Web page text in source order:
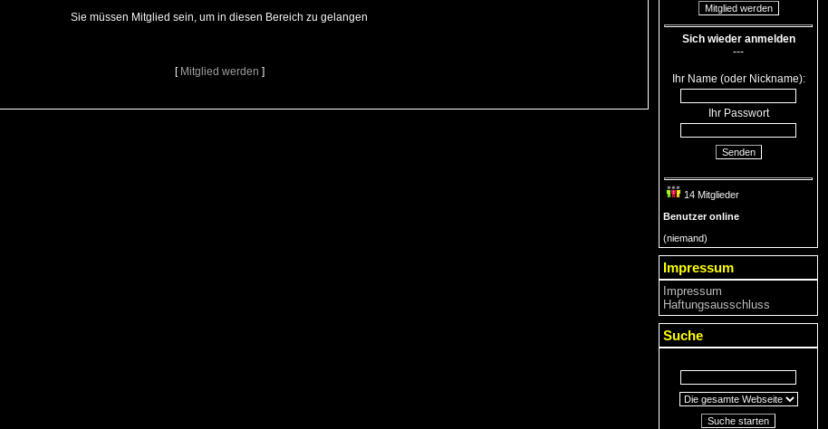
Sie müssen Mitglied sein, um in diesen Bereich zu gelangen
[ Mitglied werden ]
Mitglied werden
Sich wieder anmelden
---
Ihr Name (oder Nickname):
Ihr Passwort
Senden
14 Mitglieder
Benutzer online
(niemand)
Impressum
Impressum
Haftungsausschluss
Suche
Suche starten